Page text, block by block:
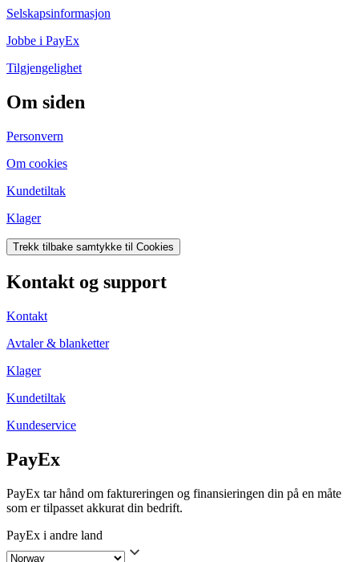
Selskapsinformasjon
Jobbe i PayEx
Tilgjengelighet
Om siden
Personvern
Om cookies
Kundetiltak
Klager
Trekk tilbake samtykke til Cookies
Kontakt og support
Kontakt
Avtaler & blanketter
Klager
Kundetiltak
Kundeservice
PayEx
PayEx tar hånd om faktureringen og finansieringen din på en måte
som er tilpasset akkurat din bedrift.
PayEx i andre land